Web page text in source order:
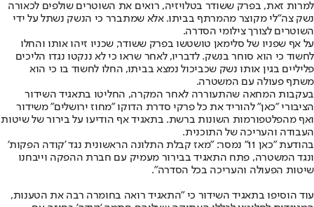
למרות זאת, בפרק ששודר בטלויזיה, רואים את השוטרים שולפים לכאורה
נשק צה"לי מקוצר מהמרתף בביתו. אלא שמתברר כי הנשק נשתל על ידי
השוטרים לצורך צילומי הסדרה.
על אף שפניו של סלימאן טושטשו בפרק ששודר, שכניו זיהו אותו והחלו
לחשוד כי הוא סוחר בנשק. לדבריו, לאחר שראו כי לא ננקטו נגדו הליכים
פליליים בגין אותו נשק שכביכול נמצא בביתו, החלו לחשוד בו כי הוא
משתף פעולה עם המשטרה.
בעקבות המחאה שהתעוררה לאחר המקרה, החליטו בתאגיד השידור
הציבורי "כאן" להוריד את כל פרקי סדרת הדוקו "מחוז ירושלים" משידור
ואף מהפלטפורמות השונות ברשת. בתאגיד אף הודיעו על בירור של שיטות
העבודה והעריכה של התוכנית.
בהודעת "כאן 11" נמסר: "מאז קבלת התלונה הראשונית נגד 'קודה הפקות'
ונגד המשטרה, פתח התאגיד בבירור מעמיק עם חברת ההפקה וייבחנו
שיטות הפעולה והעריכה בכל הסדרה".
עוד הוסיפו בתאגיד השידור כי "התאגיד רואה בחומרה רבה את הטענות,